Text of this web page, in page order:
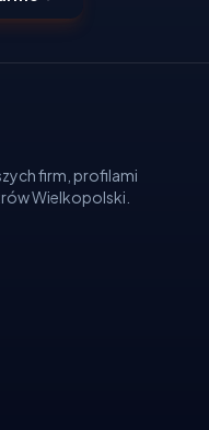
firm, profilami
Wielkopolski.